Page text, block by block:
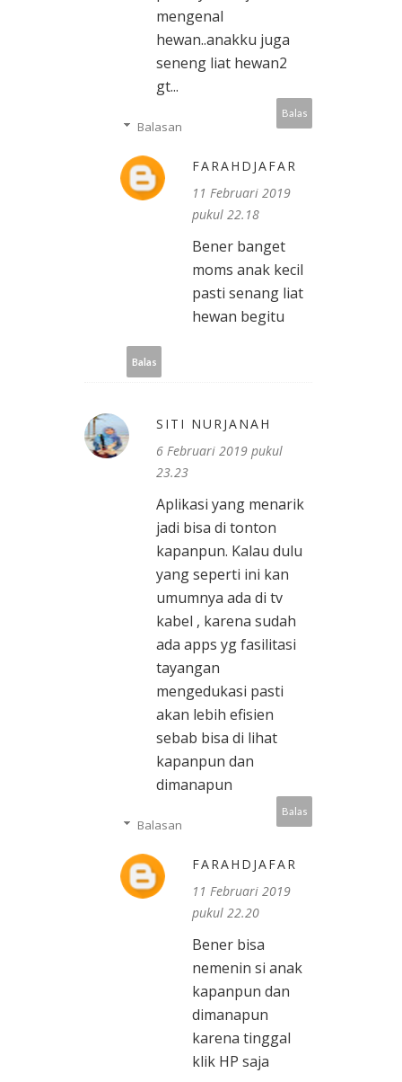
mengenal
hewan..anakku juga
seneng liat hewan2
gt...
Balas
Balasan
FARAHDJAFAR
11 Februari 2019
pukul 22.18
Bener banget
moms anak kecil
pasti senang liat
hewan begitu
Balas
SITI NURJANAH
6 Februari 2019 pukul
23.23
Aplikasi yang menarik
jadi bisa di tonton
kapanpun. Kalau dulu
yang seperti ini kan
umumnya ada di tv
kabel , karena sudah
ada apps yg fasilitasi
tayangan
mengedukasi pasti
akan lebih efisien
sebab bisa di lihat
kapanpun dan
dimanapun
Balas
Balasan
FARAHDJAFAR
11 Februari 2019
pukul 22.20
Bener bisa
nemenin si anak
kapanpun dan
dimanapun
karena tinggal
klik HP saja